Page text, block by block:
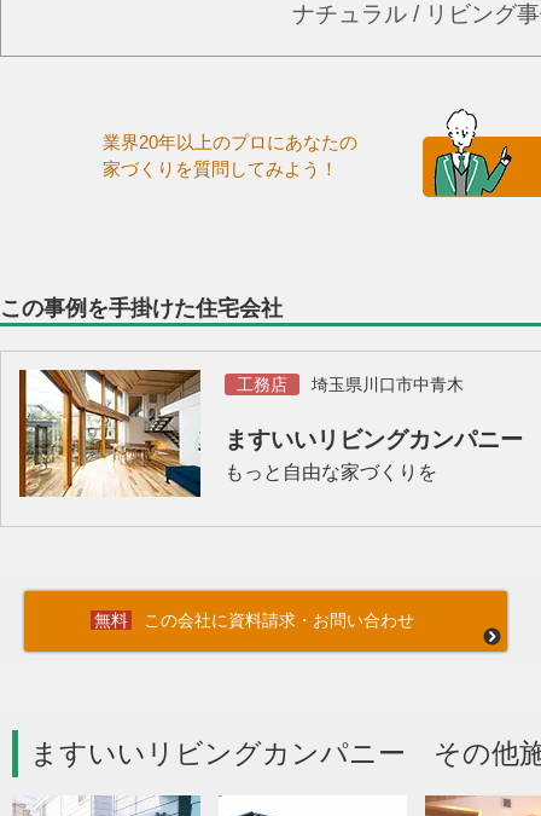
ナチュラル / リビング
業界20年以上のプロにあなたの
家づくりを質問してみよう！
この事例を手掛けた住宅会社
工務店 埼玉県川口市中青木
ますいいリビングカンパニー
もっと自由な家づくりを
この会社に資料請求・お問い合わせ
ますいいリビングカンパニー その他